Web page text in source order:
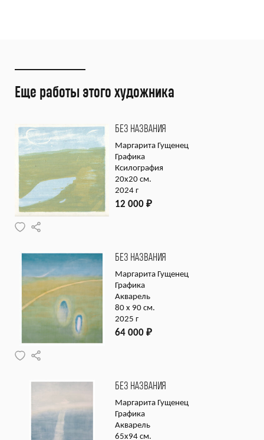
Еще работы этого художника
БЕЗ НАЗВАНИЯ
Маргарита Гущенец
Графика
Ксилография
20х20 см.
2024 г
12 000 ₽
БЕЗ НАЗВАНИЯ
Маргарита Гущенец
Графика
Акварель
80 х 90 см.
2025 г
64 000 ₽
БЕЗ НАЗВАНИЯ
Маргарита Гущенец
Графика
Акварель
65х94 см.